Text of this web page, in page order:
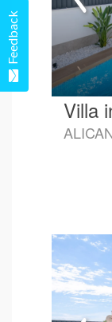
Villa
Feedback